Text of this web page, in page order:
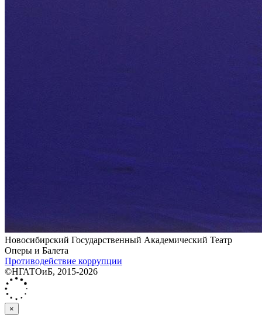
Новосибирский Государственный Академический Театр
Оперы и Балета
Противодействие коррупции
©НГАТОиБ, 2015-2026
×